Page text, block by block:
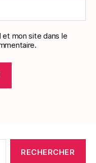
et mon site dans le